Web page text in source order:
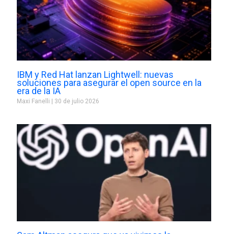
IBM y Red Hat lanzan Lightwell: nuevas
soluciones para asegurar el open source en la
era de la IA
Maxi Fanelli 30 de julio 2026